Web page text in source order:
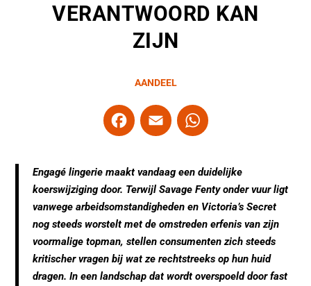
VERANTWOORD KAN
ZIJN
AANDEEL
F
a
e
b
o
o
k
E
m
l
W
at
s
A
p
p
Engagé lingerie maakt vandaag een duidelijke
koerswijziging door. Terwijl Savage Fenty onder vuur ligt
vanwege arbeidsomstandigheden en Victoria’s Secret
nog steeds worstelt met de omstreden erfenis van zijn
voormalige topman, stellen consumenten zich steeds
kritischer vragen bij wat ze rechtstreeks op hun huid
dragen. In een landschap dat wordt overspoeld door fast